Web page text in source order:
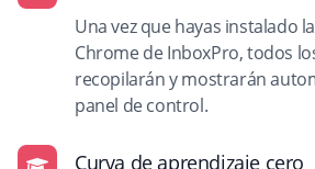
Una vez que hayas instalado
Chrome de InboxPro, todos
recopilarán y mostrarán
panel de control.
Curva de aprendizaje cero